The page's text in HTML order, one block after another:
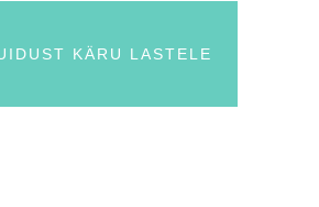
KÄRU LASTELE